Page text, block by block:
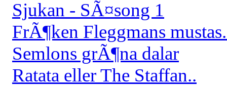
Sjukan - SÃ¤song 1
FrÃ¶ken Fleggmans
Semlons grÃ¶na dalar
Ratata eller The Staffan..